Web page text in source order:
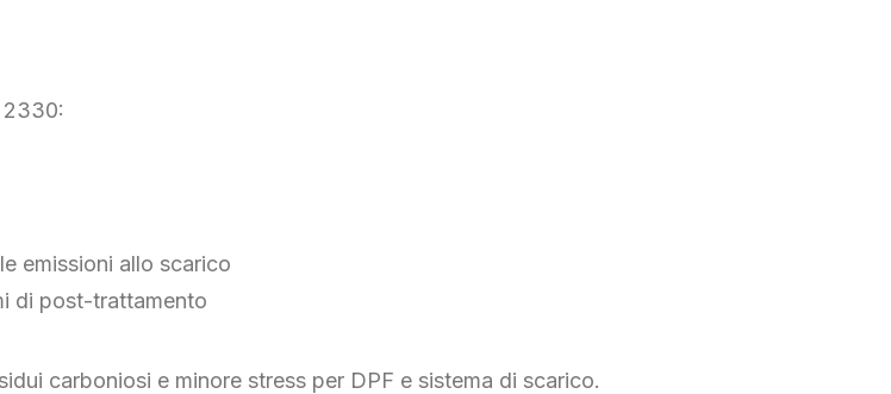
2330:
emissioni allo scarico
di post-trattamento
carboniosi e minore stress per DPF e sistema di scarico.